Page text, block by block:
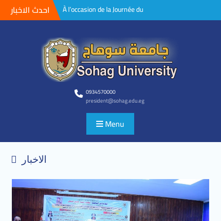
احدث الاخبار
4 façons de prévenir
l’hystérectomie. » Mémoire
d’obstétrique et de femmes,
Université Sohag
Ouvrir la porte à la
participation des projets de
recherche des étudiants à la
neuvième conférence
scientifique pour les jeunes
chercheurs de l’Université de
Insertion d’un dispositif intra-
utérin lors d’une césarienne.
Alnomani assiste aux
activités de discussion d’une
thèse de maîtrise dans le
0934570000
president@sohag.edu.eg
Menu
الاخبار